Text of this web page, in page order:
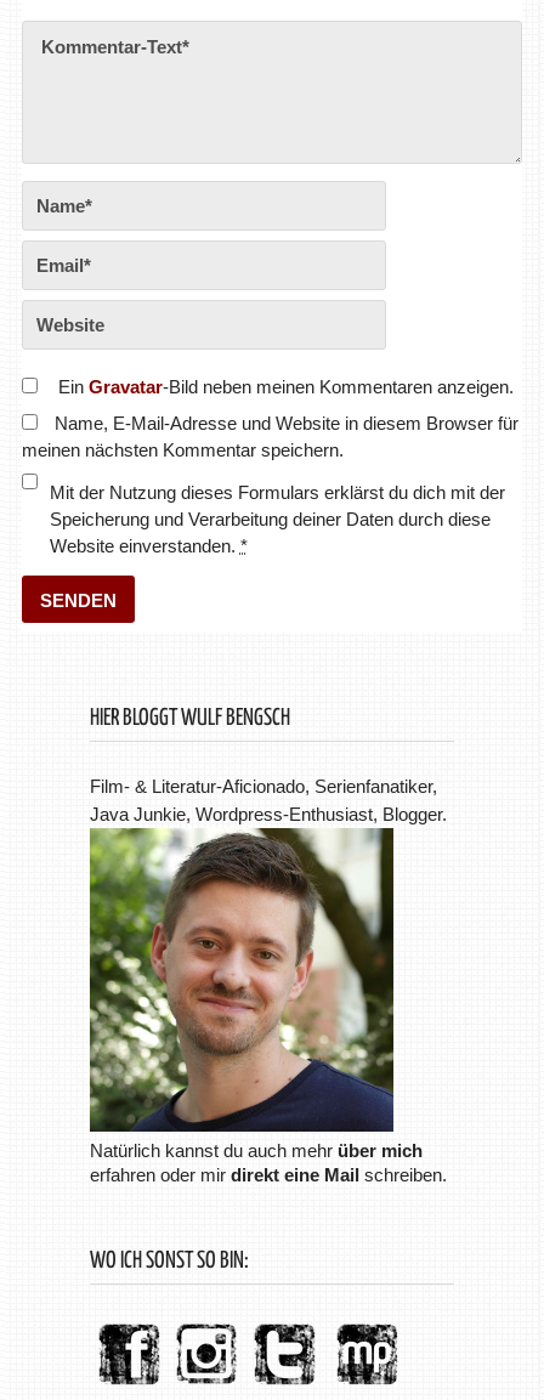
Ein Gravatar-Bild neben meinen Kommentaren anzeigen.
Name, E-Mail-Adresse und Website in diesem Browser für
meinen nächsten Kommentar speichern.
Mit der Nutzung dieses Formulars erklärst du dich mit der
Speicherung und Verarbeitung deiner Daten durch diese
Website einverstanden. *
HIER BLOGGT WULF BENGSCH
Film- & Literatur-Aficionado, Serienfanatiker,
Java Junkie, Wordpress-Enthusiast, Blogger.
Natürlich kannst du auch mehr über mich
erfahren oder mir direkt eine Mailschreiben.
WO ICH SONST SO BIN: